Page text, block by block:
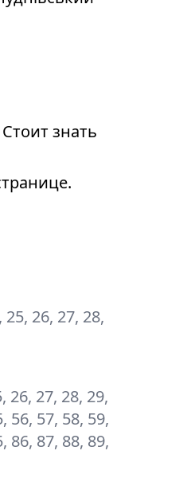
знать
25, 26, 27, 28,
26, 27, 28, 29,
56, 57, 58, 59,
86, 87, 88, 89,